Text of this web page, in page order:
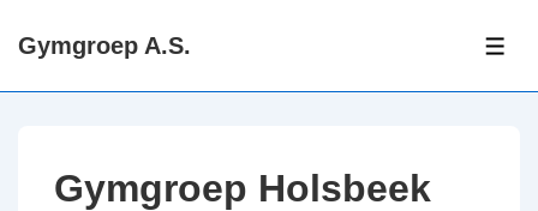
Doorgaan
Gymgroep A.S.
Gymgroep Holsbeek